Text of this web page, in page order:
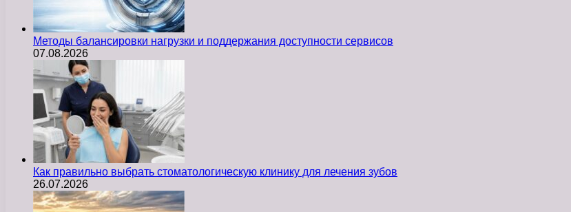
Методы балансировки нагрузки и поддержания доступности сервисов
07.08.2026
Как правильно выбрать стоматологическую клинику для лечения зубов
26.07.2026